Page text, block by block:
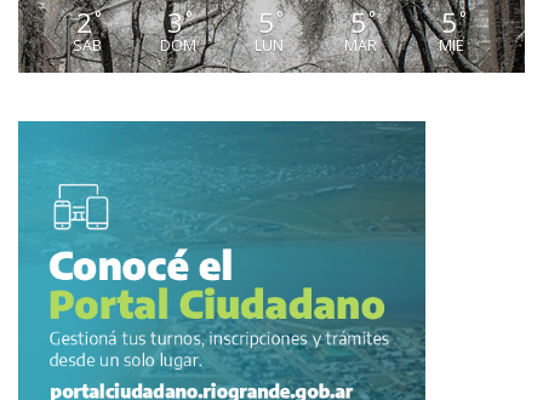
2°
SAB
3°
DOM
5°
LUN
5°
MAR
5°
MIE